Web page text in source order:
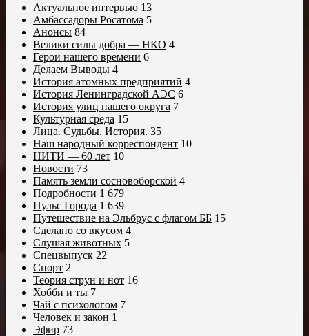
Актуальное интервью 13
Амбассадоры Росатома 5
Анонсы 84
Велики силы добра — НКО 4
Герои нашего времени 6
Делаем Выводы 4
История атомных предприятий 4
История Ленинградской АЭС 6
История улиц нашего округа 7
Культурная среда 15
Лица. Судьбы. История. 35
Наш народный корреспондент 10
НИТИ — 60 лет 10
Новости 73
Память земли сосновоборской 4
Подробности 1 679
Пульс Города 1 639
Путешествие на Эльбрус с флагом ББ 15
Сделано со вкусом 4
Слушая животных 5
Спецвыпуск 22
Спорт 2
Теория струн и нот 16
Хобби и ты 7
Чай с психологом 7
Человек и закон 1
Эфир 73